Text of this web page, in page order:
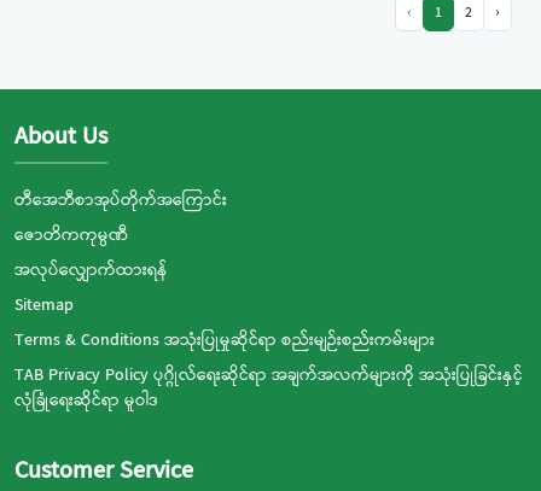
‹ 1 2 ›
About Us
တီအေဘီစာအုပ်တိုက်အကြောင်း
ဇောတိကကုမ္ပဏီ
အလုပ်လျှောက်ထားရန်
Sitemap
Terms & Conditions အသုံးပြုမှုဆိုင်ရာ စည်းမျဉ်းစည်းကမ်းများ
TAB Privacy Policy ပုဂ္ဂိုလ်ရေးဆိုင်ရာ အချက်အလက်များကို အသုံးပြုခြင်းနှင့်
လုံခြုံရေးဆိုင်ရာ မူဝါဒ
Customer Service